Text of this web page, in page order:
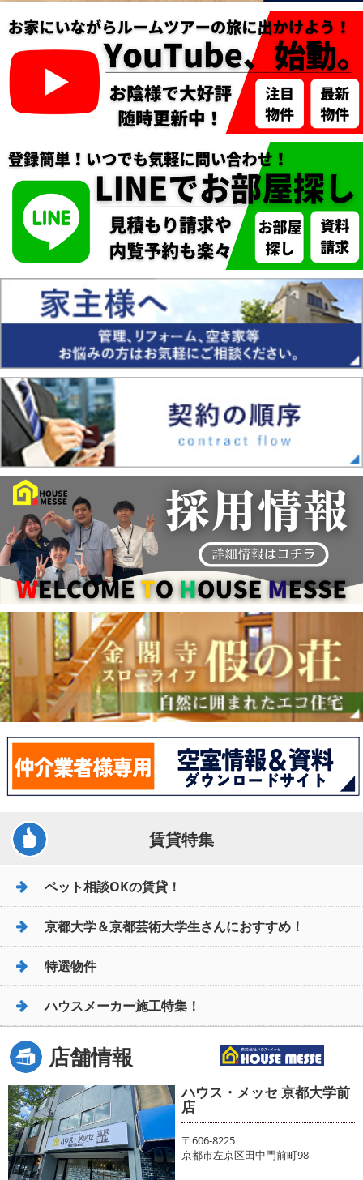
賃貸特集
ペット相談OKの賃貸！
京都大学＆京都芸術大学生さんにおすすめ！
特選物件
ハウスメーカー施工特集！
店舗情報
ハウス・メッセ 京都大学前
店
〒606-8225
京都市左京区田中門前町98